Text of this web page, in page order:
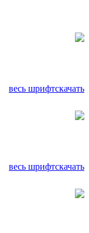
весь шрифтскачать
весь шрифтскачать